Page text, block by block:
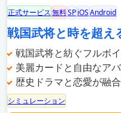
正式サービス無料SPiOSAndroid
戦国武将と時を超え
戦国武将と紡ぐフルボ
美麗カードと自由なア
歴史ドラマと恋愛が融
シミュレーション